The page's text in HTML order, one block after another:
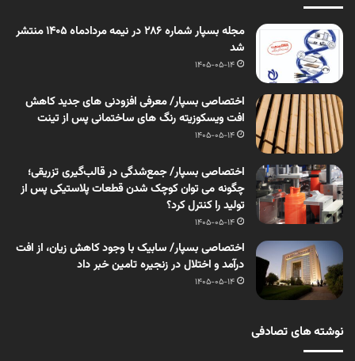
مجله بسپار شماره 286 در نیمه مردادماه 1405 منتشر
شد
1405-05-14
اختصاصی بسپار/ معرفی افزودنی های جدید کاهش
افت ویسکوزیته رنگ های ساختمانی پس از تینت
1405-05-14
اختصاصی بسپار/ جمع‌شدگی در قالب‌گیری تزریقی؛
چگونه می توان کوچک شدن قطعات پلاستیکی پس از
تولید را کنترل کرد؟
1405-05-14
اختصاصی بسپار/ سابیک با وجود کاهش زیان، از افت
درآمد و اختلال در زنجیره تامین خبر داد
1405-05-14
نوشته های تصادفی